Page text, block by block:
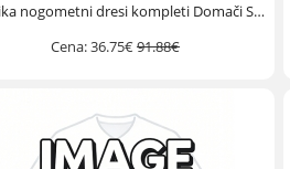
nogometni dresi kompleti Domači SP
Cena:36.75€91.88€